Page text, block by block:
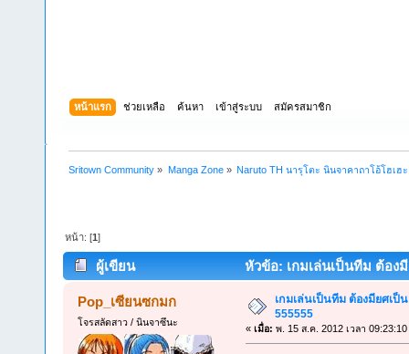
หน้าแรก ช่วยเหลือ ค้นหา เข้าสู่ระบบ สมัครสมาชิก
Sritown Community » Manga Zone» Naruto TH นารุโตะ นินจาคาถาโอ้โฮเฮ
หน้า: [1]
ผู้เขียน หัวข้อ: เกมเล่นเป็นทีม ต้อง
Pop_เซียนซกมก
โจรสลัดสาว / นินจาซึนะ
เกมเล่นเป็นทีม ต้องมียศเป็
555555
« เมื่อ: พ. 15 ส.ค. 2012 เวลา 09:23:10